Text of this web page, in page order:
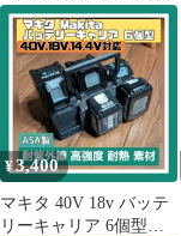
リチウムイオンバッテ
リー【純正品】
¥3,400
マキタ 40V 18v バッテ
リーキャリア 6個型